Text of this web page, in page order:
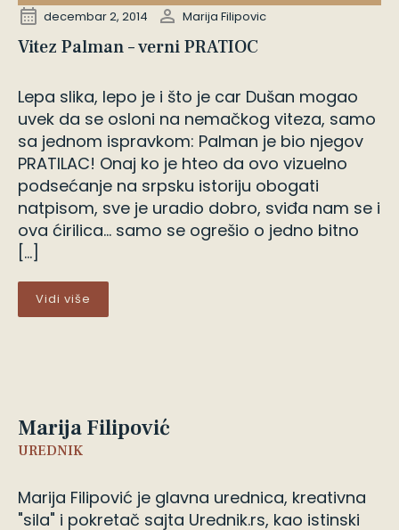
Marija Filipović
UREDNIK
Marija Filipović je glavna urednica, kreativna
"sila" i pokretač sajta Urednik.rs, kao istinski
decembar 2, 2014 Marija Filipovic
Vitez Palman – verni PRATIOC
Lepa slika, lepo je i što je car Dušan mogao
uvek da se osloni na nemačkog viteza, samo
sa jednom ispravkom: Palman je bio njegov
PRATILAC! Onaj ko je hteo da ovo vizuelno
podsećanje na srpsku istoriju obogati
natpisom, sve je uradio dobro, sviđa nam se i
ova ćirilica… samo se ogrešio o jedno bitno
[…]
Vidi više